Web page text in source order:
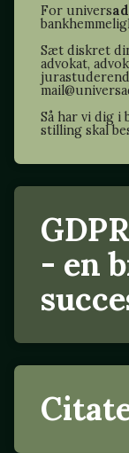
For univers
Sæt diskret
advokat,
Så har vi dig i
stilling skal
- en